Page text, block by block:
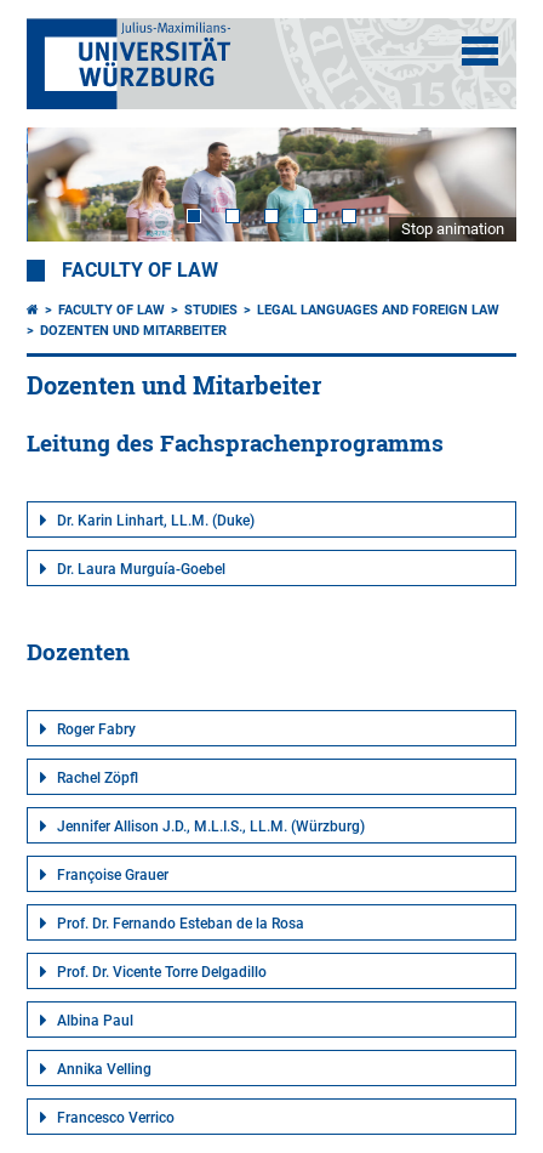
Stop animation
FACULTY OF LAW
FACULTY OF LAW STUDIES
LEGAL LANGUAGES AND FOREIGN LAW
DOZENTEN UND MITARBEITER
Dozenten und Mitarbeiter
Leitung des Fachsprachenprogramms
Dr. Karin Linhart, LL.M. (Duke)
Dr. Laura Murguía-Goebel
Dozenten
Roger Fabry
Rachel Zöpfl
Jennifer Allison J.D., M.L.I.S., LL.M. (Würzburg)
Françoise Grauer
Prof. Dr. Fernando Esteban de la Rosa
Prof. Dr. Vicente Torre Delgadillo
Albina Paul
Annika Velling
Francesco Verrico